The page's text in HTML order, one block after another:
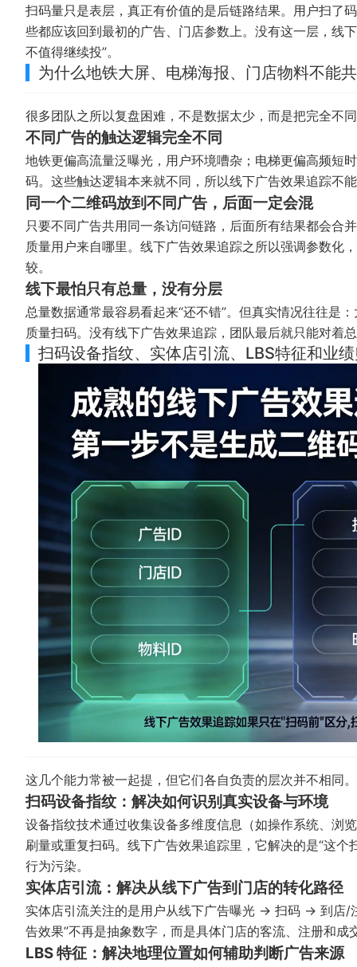
扫码量只是表层，真正有价值的是后链路结果。用户扫了
些都应该回到最初的广告、门店参数上。没有这一层，线
不值得继续投”。
为什么地铁大屏、电梯海报、门店物料不能
很多团队之所以复盘困难，不是数据太少，而是把完全不
不同广告的触达逻辑完全不同
地铁更偏高流量泛曝光，用户环境嘈杂；电梯更偏高频短
码。这些触达逻辑本来就不同，所以线下广告效果追踪不
同一个二维码放到不同广告，后面一定会混
只要不同广告共用同一条访问链路，后面所有结果都会合
质量用户来自哪里。线下广告效果追踪之所以强调参数化
较。
线下最怕只有总量，没有分层
总量数据通常最容易看起来“还不错”。但真实情况往往是
质量扫码。没有线下广告效果追踪，团队最后就只能对着
扫码设备指纹、实体店引流、LBS特征和业
这几个能力常被一起提，但它们各自负责的层次并不相同。
扫码设备指纹：解决如何识别真实设备与环境
设备指纹技术通过收集设备多维度信息（如操作系统、浏
刷量或重复扫码。线下广告效果追踪里，它解决的是“这
行为污染。
实体店引流：解决从线下广告到门店的转化路径
实体店引流关注的是用户从线下广告曝光 → 扫码 → 到店/
告效果”不再是抽象数字，而是具体门店的客流、注册和
LBS 特征：解决地理位置如何辅助判断广告来源